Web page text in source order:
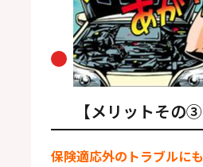
【メリットその③
保険適応外のトラブルに